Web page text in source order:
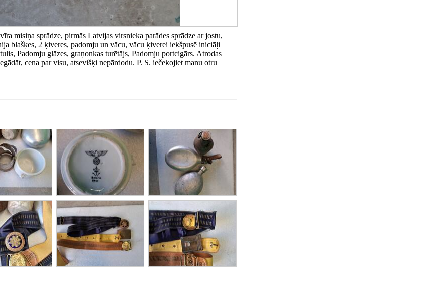
misiņa sprādze, pirmās Latvijas virsnieka parādes sprādze ar jostu,
blašķes, 2 ķiveres, padomju un vācu, vācu ķiverei iekšpusē iniciāļi
Padomju glāzes, graņonkas turētājs, Padomju portcigārs. Atrodas
cena par visu, atsevišķi nepārdodu. P. S. iečekojiet manu otru